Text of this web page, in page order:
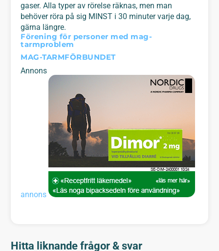
gaser. Alla typer av rörelse räknas, men man
behöver röra på sig MINST i 30 minuter varje dag,
gärna längre.
Förening för personer med mag-
tarmproblem
MAG-TARMFÖRBUNDET
Annons
annons
Hitta liknande frågor & svar